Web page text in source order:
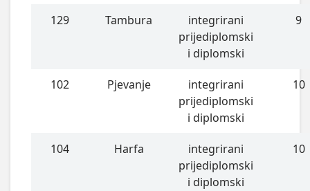
129 Tambura
integrirani
prijediplomski
i diplomski
9
102 Pjevanje
integrirani
prijediplomski
i diplomski
10
104 Harfa
integrirani
prijediplomski
i diplomski
10